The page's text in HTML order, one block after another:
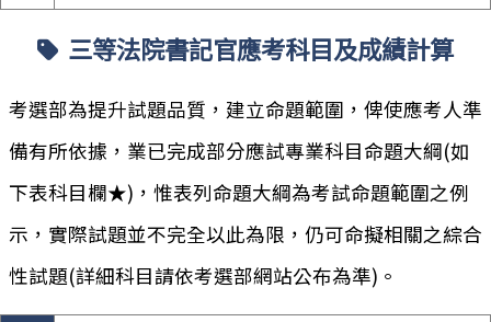
三等法院書記官應考科目及成績計算
考選部為提升試題品質，建立命題範圍，俾使應考人準
備有所依據，業已完成部分應試專業科目命題大綱(如
下表科目欄★)，惟表列命題大綱為考試命題範圍之例
示，實際試題並不完全以此為限，仍可命擬相關之綜合
性試題(詳細科目請依考選部網站公布為準)。